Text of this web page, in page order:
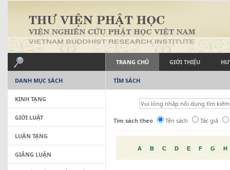
TRANG CHỦ GIỚI THIỆU
TÌM SÁCH
Tìm sách theo Tên sách Tác giả
A B C D E F G H
DANH MỤC SÁCH
KINH TẠNG
GIỚI LUẬT
LUẬN TẠNG
GIẢNG LUẬN